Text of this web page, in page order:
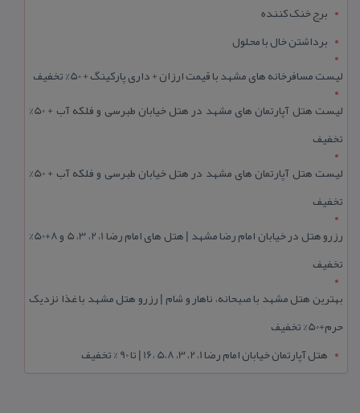
برج خنک کننده
برداشتن خال با محلول
لیست مسافرخانه های مشهد با قیمت ارزان + داری پارکینگ + 50% تخفیف
لیست هتل آپارتمان های مشهد در هتل خیابان طبرسی و فلکه آب + 50%
تخفیف
لیست هتل آپارتمان های مشهد در هتل خیابان طبرسی و فلکه آب + 50%
تخفیف
رزرو هتل در خیابان امام رضا مشهد | هتل‌ های امام رضا 1، 2، 3، 5 و 8+50%
تخفیف
بهترین هتل مشهد با صبحانه، ناهار و شام | رزرو هتل مشهد با غذا نزدیک
حرم+50% تخفیف
هتل آپارتمان خیابان امام رضا 1، 2، 3، 5،8 ،16 | تا 90 % تخفیف